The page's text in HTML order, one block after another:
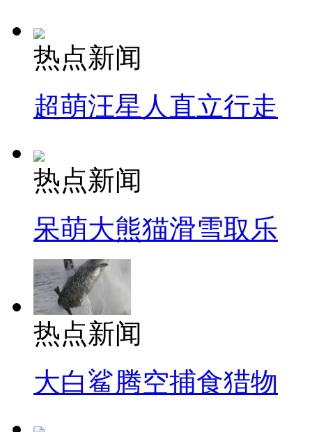
热点新闻
超萌汪星人直立行走
热点新闻
呆萌大熊猫滑雪取乐
热点新闻
大白鲨腾空捕食猎物